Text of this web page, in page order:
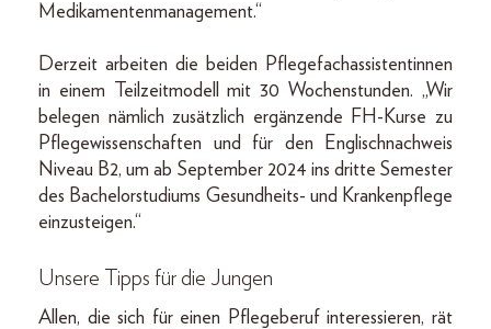
Medikamentenmanagement.“
Derzeit arbeiten die beiden Pflegefachassistentinnen
in einem Teilzeitmodell mit 30 Wochenstunden. „Wir
belegen nämlich zusätzlich ergänzende FH-Kurse zu
Pflegewissenschaften und für den Englischnachweis
Niveau B2, um ab September 2024 ins dritte Semester
des Bachelorstudiums Gesundheits- und Krankenpflege
einzusteigen.“
Unsere Tipps für die Jungen
Allen, die sich für einen Pflegeberuf interessieren, rät